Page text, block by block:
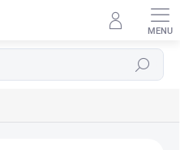
Hľadať